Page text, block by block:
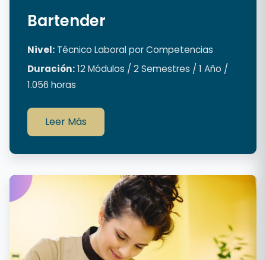
Bartender
Nivel: Técnico Laboral por Competencias
Duración:12 Módulos / 2 Semestres / 1 Año /
1.056 horas
Leer Más